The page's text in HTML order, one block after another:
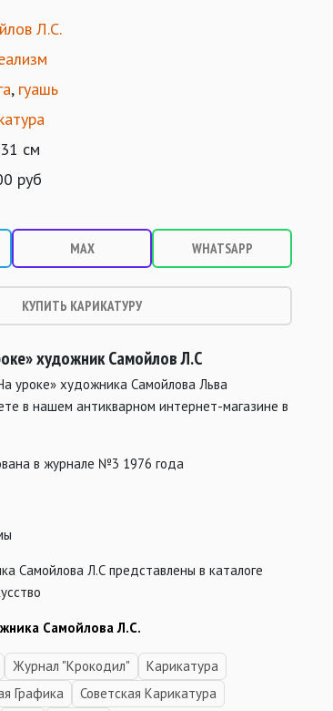
Л.С.
, гуашь
см
руб
MAX WHATSAPP
КУПИТЬ КАРИКАТУРУ
художник Самойлов Л.С
уроке» художника Самойлова Льва
в нашем антикварном интернет-магазине в
в журнале №3 1976 года
Самойлова Л.С представлены в каталоге
Самойлова Л.С.
Журнал "Крокодил"
Карикатура
Графика
Советская Карикатура